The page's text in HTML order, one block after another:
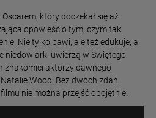
który doczekał się aż
opowieść o tym, czym tak
Nie tylko bawi, ale też edukuje, a
niedowiarki uwierzą w Świętego
znakomici aktorzy dawnego
Wood. Bez dwóch zdań
nie można przejść obojętnie.